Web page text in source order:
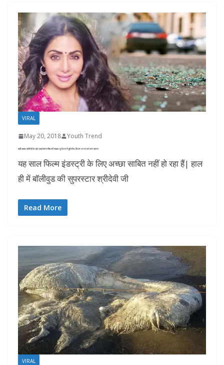
VIRAL
May 20, 2018 Youth Trend
बड़ी खबर: श्रीदेवी के बाद एक्ट्रेस मनीषा की सड़क दुर्घटना में हुई मौत, फ़िल्म जगत को लगा सदमा
यह साल फिल्म इंडस्ट्री के लिए अच्छा साबित नहीं हो रहा हैं| हाल
ही में बॉलीवुड की सुपरस्टार श्रीदेवी जी
Read More
VIRAL